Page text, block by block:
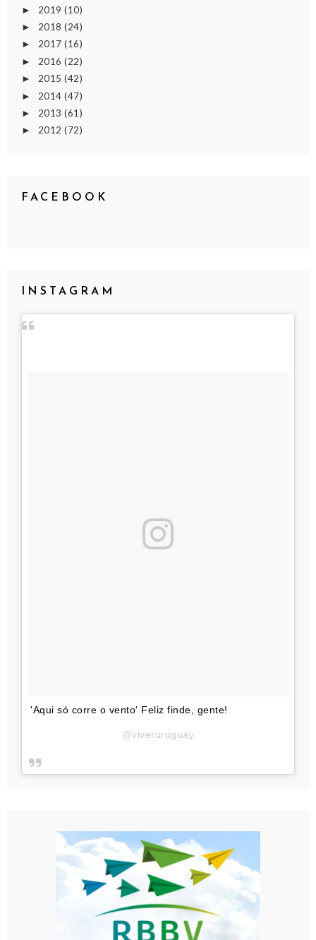
► 2019 (10)
► 2018 (24)
► 2017 (16)
► 2016 (22)
► 2015 (42)
► 2014 (47)
► 2013 (61)
► 2012 (72)
FACEBOOK
INSTAGRAM
'Aqui só corre o vento' Feliz finde, gente!
@viveruruguay